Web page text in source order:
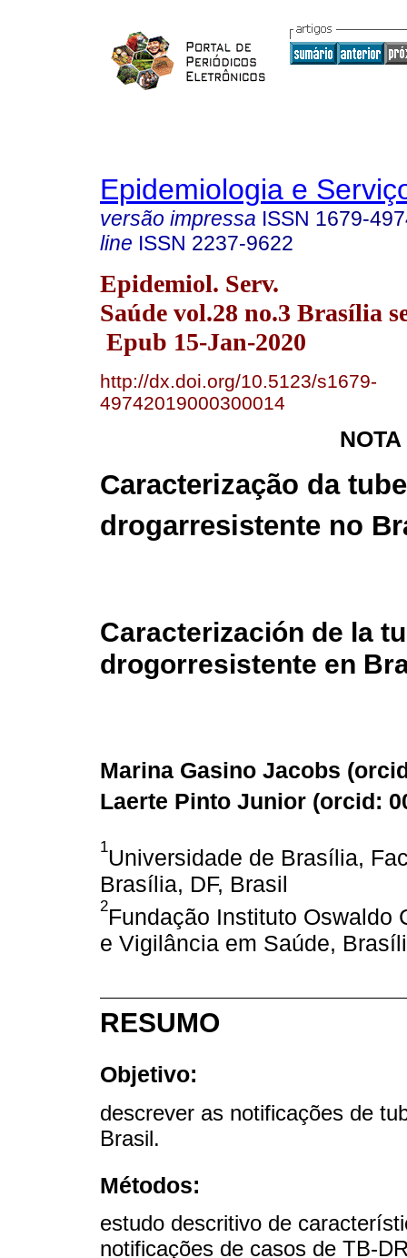
Epidemiologia e
versão impressa ISSN 1679-
line ISSN 2237-9622
Epidemiol. Serv.
Saúde vol.28 no.3 Brasília
Epub 15-Jan-2020
http://dx.doi.org/10.5123/s1679-
49742019000300014
Caracterização da
drogarresistente no
Caracterización de la
drogorresistente en
Marina Gasino Jacobs (
Laerte Pinto Junior (orcid:
1Universidade de Brasília,
Brasília, DF, Brasil
2Fundação Instituto Oswaldo
e Vigilância em Saúde,
RESUMO
Objetivo:
descrever as notificações de
Brasil.
Métodos:
estudo descritivo de
notificações de casos de TB-